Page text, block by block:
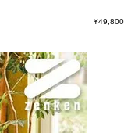
¥49,800